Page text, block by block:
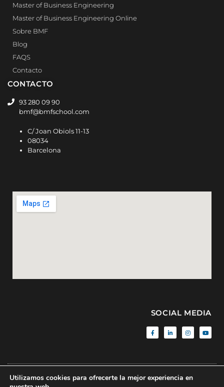
Master of Business Engineering
Master of Business Engineering Online
Sobre BMF
Blog
FAQS
Contacto
CONTACTO
93 280 09 90
bmf@bmfschool.com
C/ Joan Obiols 11-13
08034
Barcelona
SOCIAL MEDIA
Aviso Legal|Política de Privacidad |Sitemap| © BMF • 2020 • All
Utilizamos cookies para ofrecerte la mejor experiencia en